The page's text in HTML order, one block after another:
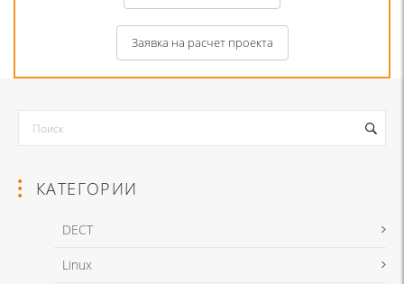
Заявка на расчет проекта
КАТЕГОРИИ
DECT
Linux